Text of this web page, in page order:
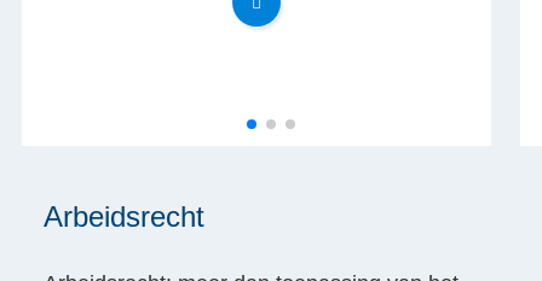
Arbeidsrecht